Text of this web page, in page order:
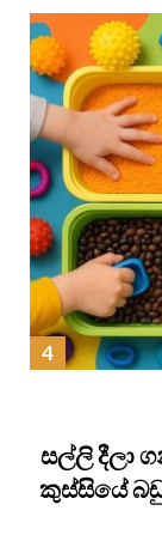
සල්ලි දීලා
කුස්සියේ